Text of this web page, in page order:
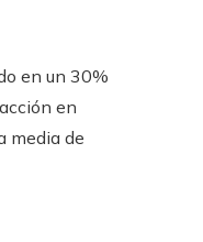
en un 30%
en
media de